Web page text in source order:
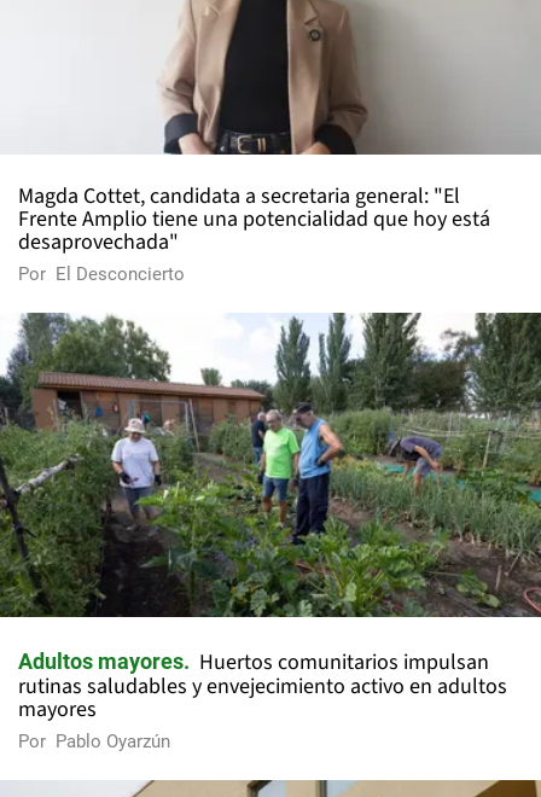
Magda Cottet, candidata a secretaria general: "El
Frente Amplio tiene una potencialidad que hoy está
desaprovechada"
Por El Desconcierto
Adultos mayores
Huertos comunitarios impulsan
rutinas saludables y envejecimiento activo en adultos
mayores
Por Pablo Oyarzún